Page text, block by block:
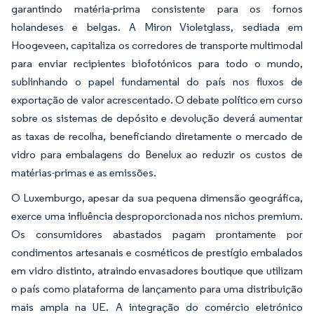
garantindo matéria-prima consistente para os fornos
holandeses e belgas. A Miron Violetglass, sediada em
Hoogeveen, capitaliza os corredores de transporte multimodal
para enviar recipientes biofotónicos para todo o mundo,
sublinhando o papel fundamental do país nos fluxos de
exportação de valor acrescentado. O debate político em curso
sobre os sistemas de depósito e devolução deverá aumentar
as taxas de recolha, beneficiando diretamente o mercado de
vidro para embalagens do Benelux ao reduzir os custos de
matérias-primas e as emissões.
O Luxemburgo, apesar da sua pequena dimensão geográfica,
exerce uma influência desproporcionada nos nichos premium.
Os consumidores abastados pagam prontamente por
condimentos artesanais e cosméticos de prestígio embalados
em vidro distinto, atraindo envasadores boutique que utilizam
o país como plataforma de lançamento para uma distribuição
mais ampla na UE. A integração do comércio eletrónico